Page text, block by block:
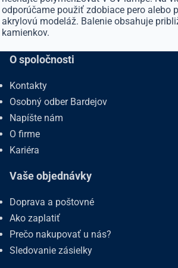
odporúčame použiť zdobiace pero alebo
akrylovú modeláž. Balenie obsahuje
kamienkov.
O spoločnosti
Kontakty
Osobný odber Bardejov
Napíšte nám
O firme
Kariéra
Vaše objednávky
Doprava a poštovné
Ako zaplatiť
Prečo nakupovať u nás?
Sledovanie zásielky